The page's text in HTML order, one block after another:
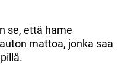
se, että hame
mattoa, jonka saa